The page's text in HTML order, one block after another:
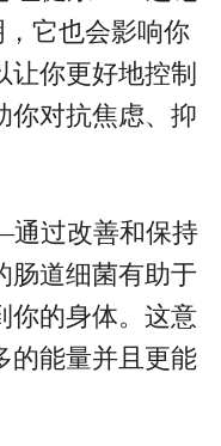
它也会影响你
你更好地控制
你对抗焦虑、抑
过改善和保持
肠道细菌有助于
你的身体。这意
的能量并且更能